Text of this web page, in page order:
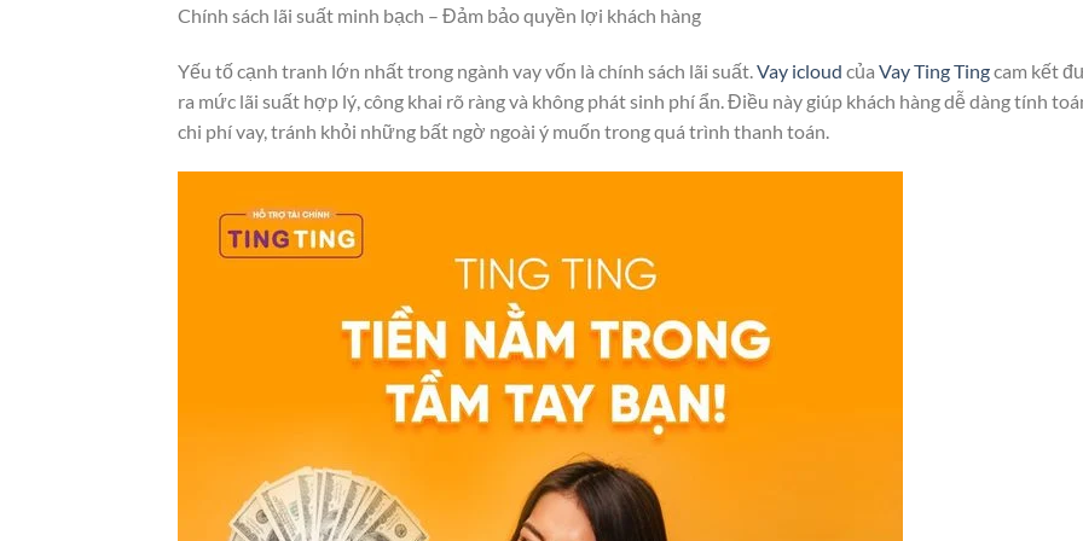
Chính sách lãi suất minh bạch – Đảm bảo quyền lợi khách hàng
Yếu tố cạnh tranh lớn nhất trong ngành vay vốn là chính sách lãi suất.Vay icloud của Vay Ting Tingcam kết
ra mức lãi suất hợp lý, công khai rõ ràng và không phát sinh phí ẩn. Điều này giúp khách hàng dễ dàng tính
chi phí vay, tránh khỏi những bất ngờ ngoài ý muốn trong quá trình thanh toán.